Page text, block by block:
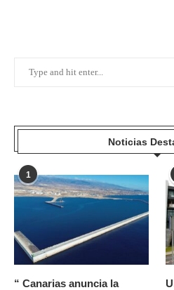
Noticias
1
“ Canarias anuncia la